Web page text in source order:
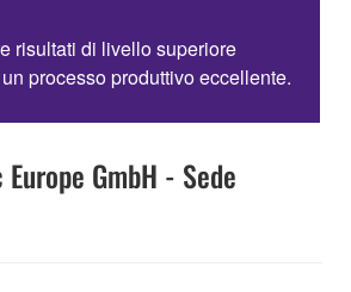
risultati di livello superiore
processo produttivo eccellente.
GmbH - Sede